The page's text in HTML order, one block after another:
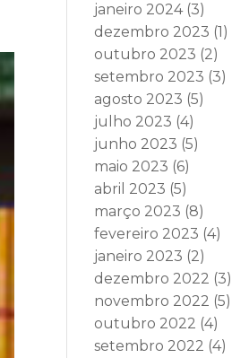
janeiro 2024(3)
dezembro 2023 (1)
outubro 2023 (2)
setembro 2023 (3)
agosto 2023 (5)
julho 2023 (4)
junho 2023 (5)
maio 2023 (6)
abril 2023 (5)
março 2023 (8)
fevereiro 2023 (4)
janeiro 2023 (2)
dezembro 2022 (3)
novembro 2022 (5)
outubro 2022 (4)
setembro 2022 (4)